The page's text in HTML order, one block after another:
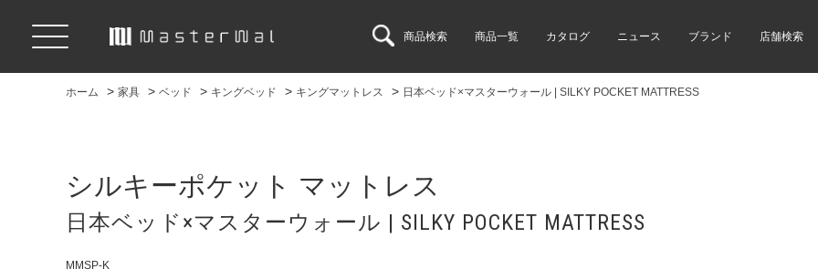
商品検索 商品一覧 カタログ ニュース ブランド 店舗検索
ホーム > 家具 > ベッド > キングベッド > キングマットレス > 日本ベッド×マスターウォール | SILKY POCKET MATTRESS
シルキーポケット マットレス
日本ベッド×マスターウォール | SILKY POCKET MATTRESS
MMSP-K